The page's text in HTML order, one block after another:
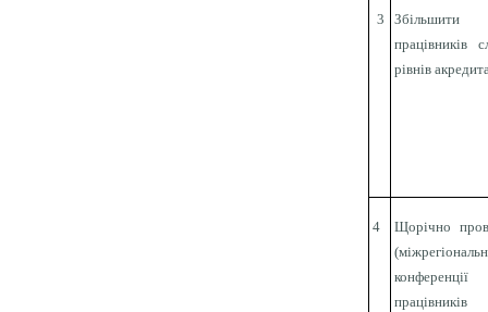
3
працівників
рівнів
4
Щорічно